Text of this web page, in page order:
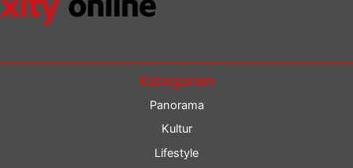
Kategorien
Panorama
Kultur
Lifestyle